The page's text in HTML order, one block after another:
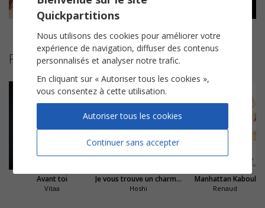
Partitions suggérées
Avant toi
Vitaa
Je vous trouve un charme fou
Hoshi
Manhattan Kaboul
Renaud
Quickpartitions
Nous utilisons des cookies pour améliorer votre
expérience de navigation, diffuser des contenus
personnalisés et analyser notre trafic.
En cliquant sur « Autoriser tous les cookies »,
vous consentez à cette utilisation.
Continuer sans accepter
Autoriser tous les cookies